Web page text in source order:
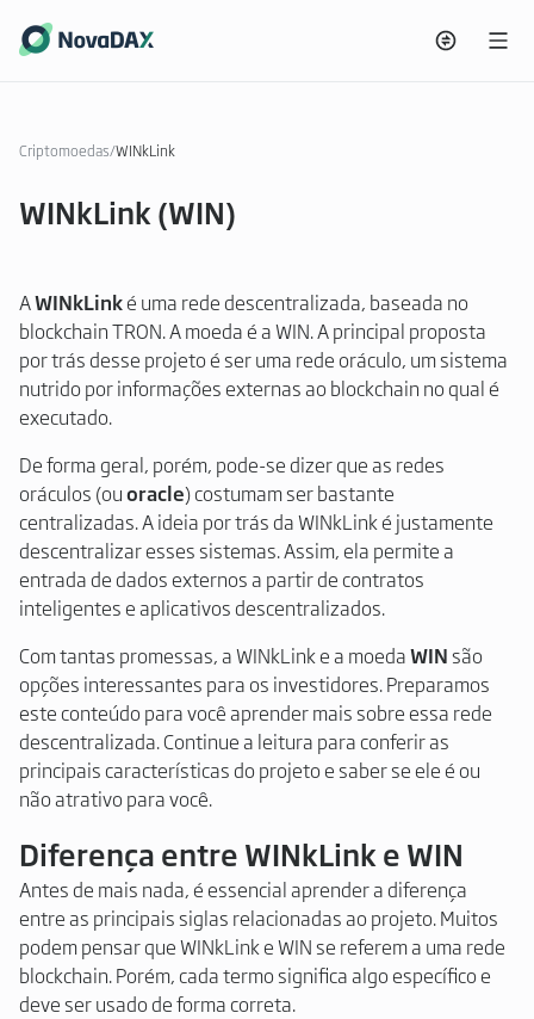
Criptomoedas/WINkLink
WINkLink (WIN)
AWINkLinké uma rede descentralizada, baseada no
blockchain TRON. A moeda é a WIN. A principal proposta
por trás desse projeto é ser uma rede oráculo, um sistema
nutrido por informações externas ao blockchain no qual é
executado.
De forma geral, porém, pode-se dizer que as redes
oráculos (ouoracle) costumam ser bastante
centralizadas. A ideia por trás da WINkLink é justamente
descentralizar esses sistemas. Assim, ela permite a
entrada de dados externos a partir de contratos
inteligentes e aplicativos descentralizados.
Com tantas promessas, a WINkLink e a moedaWINsão
opções interessantes para os investidores. Preparamos
este conteúdo para você aprender mais sobre essa rede
descentralizada. Continue a leitura para conferir as
principais características do projeto e saber se ele é ou
não atrativo para você.
Diferença entre WINkLink e WIN
Antes de mais nada, é essencial aprender a diferença
entre as principais siglas relacionadas ao projeto. Muitos
podem pensar que WINkLink e WIN se referem a uma rede
blockchain. Porém, cada termo significa algo específico e
deve ser usado de forma correta.